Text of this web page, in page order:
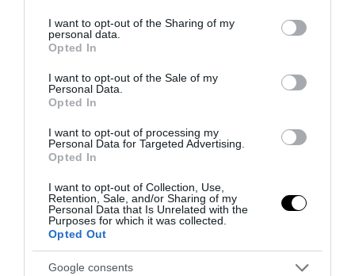
not limited to your visit or usage behaviour. You may click to
grant or deny consent to Google and its third-party tags to
use your data for below specified purposes in below Google
consent section.
I want to opt-out of the Sharing of my
personal data.
Opted In
I want to opt-out of the Sale of my
Personal Data.
Opted In
I want to opt-out of processing my
Personal Data for Targeted Advertising.
Opted In
I want to opt-out of Collection, Use,
Retention, Sale, and/or Sharing of my
Personal Data that Is Unrelated with the
Purposes for which it was collected.
Opted Out
Google consents
Tekne agli americani: il Golden Power è l’ultima trincea